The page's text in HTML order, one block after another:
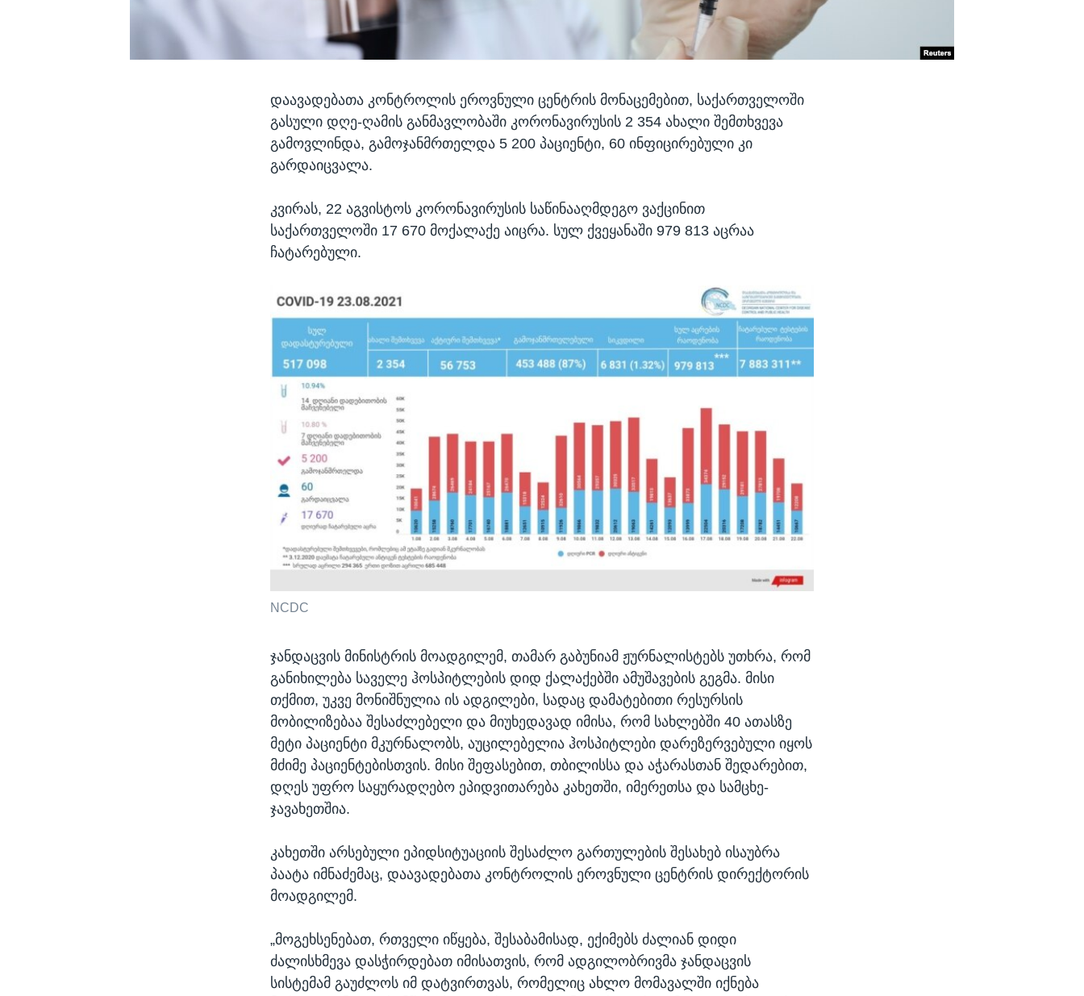
დაავადებათა კონტროლის ეროვნული ცენტრის მონაცემებით, საქართველოში
გასული დღე-ღამის განმავლობაში კორონავირუსის 2 354 ახალი შემთხვევა
გამოვლინდა, გამოჯანმრთელდა 5 200 პაციენტი, 60 ინფიცირებული კი
გარდაიცვალა.
კვირას, 22 აგვისტოს კორონავირუსის საწინააღმდეგო ვაქცინით
საქართველოში 17 670 მოქალაქე აიცრა. სულ ქვეყანაში 979 813 აცრაა
ჩატარებული.
NCDC
ჯანდაცვის მინისტრის მოადგილემ, თამარ გაბუნიამ ჟურნალისტებს უთხრა, რომ
განიხილება საველე ჰოსპიტლების დიდ ქალაქებში ამუშავების გეგმა. მისი
თქმით, უკვე მონიშნულია ის ადგილები, სადაც დამატებითი რესურსის
მობილიზებაა შესაძლებელი და მიუხედავად იმისა, რომ სახლებში 40 ათასზე
მეტი პაციენტი მკურნალობს, აუცილებელია ჰოსპიტლები დარეზერვებული იყოს
მძიმე პაციენტებისთვის. მისი შეფასებით, თბილისსა და აჭარასთან შედარებით,
დღეს უფრო საყურადღებო ეპიდვითარება კახეთში, იმერეთსა და სამცხე-
ჯავახეთშია.
კახეთში არსებული ეპიდსიტუაციის შესაძლო გართულების შესახებ ისაუბრა
პაატა იმნაძემაც, დაავადებათა კონტროლის ეროვნული ცენტრის დირექტორის
მოადგილემ.
„მოგეხსენებათ, რთველი იწყება, შესაბამისად, ექიმებს ძალიან დიდი
ძალისხმევა დასჭირდებათ იმისათვის, რომ ადგილობრივმა ჯანდაცვის
სისტემამ გაუძლოს იმ დატვირთვას, რომელიც ახლო მომავალში იქნება